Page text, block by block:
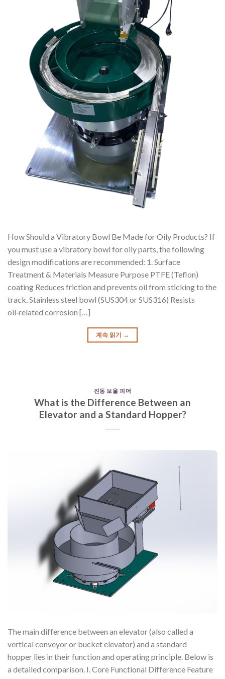
How Should a Vibratory Bowl Be Made for Oily Products? If
you must use a vibratory bowl for oily parts, the following
design modifications are recommended: 1. Surface
Treatment & Materials Measure Purpose PTFE (Teflon)
coating Reduces friction and prevents oil from sticking to the
track. Stainless steel bowl (SUS304 or SUS316) Resists
oil‑related corrosion […]
계속 읽기 →
진동 보울 피더
What is the Difference Between an
Elevator and a Standard Hopper?
The main difference between an elevator (also called a
vertical conveyor or bucket elevator) and a standard
hopper lies in their function and operating principle. Below is
a detailed comparison. I. Core Functional Difference Feature